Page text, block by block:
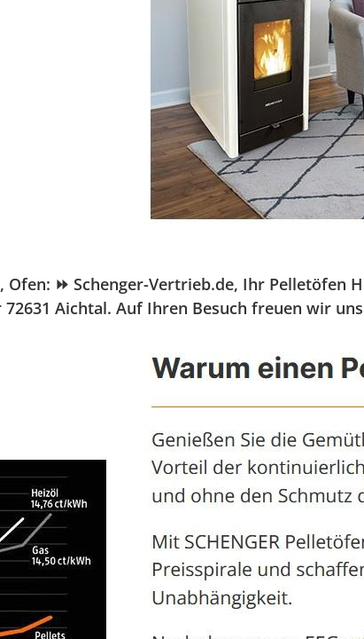
Ofen: ⏩ Schenger-Vertrieb.de, Ihr
Aichtal. Auf Ihren Besuch freuen wir